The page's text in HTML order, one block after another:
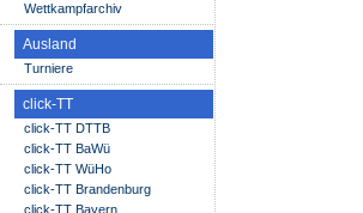
Wettkampfarchiv
Ausland
Turniere
click-TT
click-TT DTTB
click-TT BaWü
click-TT WüHo
click-TT Brandenburg
click-TT Bayern